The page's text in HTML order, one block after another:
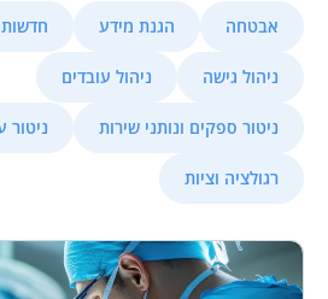
אבטחה הגנת מידע
ניהול גישה ניהול עובדים
ניטור ספקים ונותני שירות ניטור
רגולציה וציות